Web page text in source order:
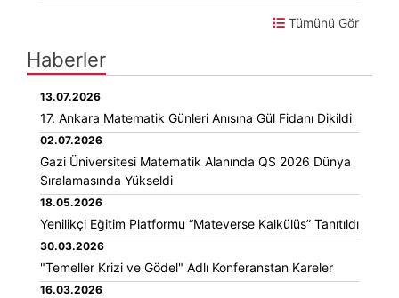
Tümünü Gör
Haberler
13.07.2026
17. Ankara Matematik Günleri Anısına Gül Fidanı Dikildi
02.07.2026
Gazi Üniversitesi Matematik Alanında QS 2026 Dünya
Sıralamasında Yükseldi
18.05.2026
Yenilikçi Eğitim Platformu “Mateverse Kalkülüs” Tanıtıldı
30.03.2026
"Temeller Krizi ve Gödel" Adlı Konferanstan Kareler
16.03.2026